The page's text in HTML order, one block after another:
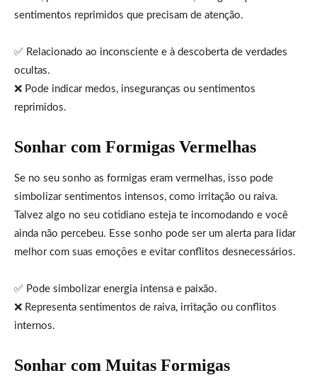
sentimentos reprimidos que precisam de atenção.
✅ Relacionado ao inconsciente e à descoberta de verdades
ocultas.
❌ Pode indicar medos, inseguranças ou sentimentos
reprimidos.
Sonhar com Formigas Vermelhas
Se no seu sonho as formigas eram vermelhas, isso pode
simbolizar sentimentos intensos, como irritação ou raiva.
Talvez algo no seu cotidiano esteja te incomodando e você
ainda não percebeu. Esse sonho pode ser um alerta para lidar
melhor com suas emoções e evitar conflitos desnecessários.
✅ Pode simbolizar energia intensa e paixão.
❌ Representa sentimentos de raiva, irritação ou conflitos
internos.
Sonhar com Muitas Formigas